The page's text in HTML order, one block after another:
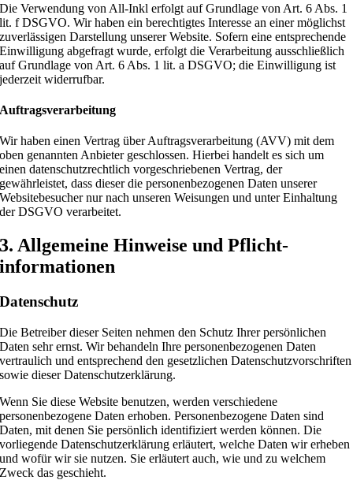
Die Verwendung von All-Inkl erfolgt auf Grundlage von Art. 6 Abs. 1
lit. f DSGVO. Wir haben ein berechtigtes Interesse an einer möglichst
zuverlässigen Darstellung unserer Website. Sofern eine entsprechende
Einwilligung abgefragt wurde, erfolgt die Verarbeitung ausschließlich
auf Grundlage von Art. 6 Abs. 1 lit. a DSGVO; die Einwilligung ist
jederzeit widerrufbar.
Auftragsverarbeitung
Wir haben einen Vertrag über Auftragsverarbeitung (AVV) mit dem
oben genannten Anbieter geschlossen. Hierbei handelt es sich um
einen datenschutzrechtlich vorgeschriebenen Vertrag, der
gewährleistet, dass dieser die personenbezogenen Daten unserer
Websitebesucher nur nach unseren Weisungen und unter Einhaltung
der DSGVO verarbeitet.
3. Allgemeine Hinweise und Pflicht­
informationen
Datenschutz
Die Betreiber dieser Seiten nehmen den Schutz Ihrer persönlichen
Daten sehr ernst. Wir behandeln Ihre personenbezogenen Daten
vertraulich und entsprechend den gesetzlichen Datenschutzvorschriften
sowie dieser Datenschutzerklärung.
Wenn Sie diese Website benutzen, werden verschiedene
personenbezogene Daten erhoben. Personenbezogene Daten sind
Daten, mit denen Sie persönlich identifiziert werden können. Die
vorliegende Datenschutzerklärung erläutert, welche Daten wir erheben
und wofür wir sie nutzen. Sie erläutert auch, wie und zu welchem
Zweck das geschieht.